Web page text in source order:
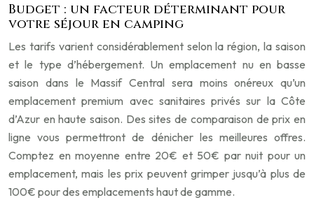
Budget : un facteur déterminant pour
votre séjour en camping
Les tarifs varient considérablement selon la région, la saison
et le type d’hébergement. Un emplacement nu en basse
saison dans le Massif Central sera moins onéreux qu’un
emplacement premium avec sanitaires privés sur la Côte
d’Azur en haute saison. Des sites de comparaison de prix en
ligne vous permettront de dénicher les meilleures offres.
Comptez en moyenne entre 20€ et 50€ par nuit pour un
emplacement, mais les prix peuvent grimper jusqu’à plus de
100€ pour des emplacements haut de gamme.